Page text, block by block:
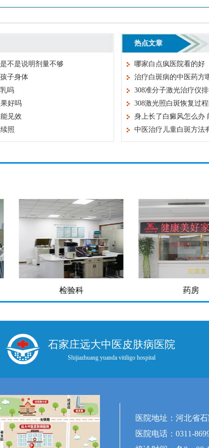
不是说明剂量不够
子身体
吗
好吗
见效
照
热点文章
哪家白点疯医院看的好
治疗白斑病的中医药方
308准分子激光治疗仪
308激光照白斑恢复过
身上长了白癜风怎么办
中医治疗儿童白斑方法
药房 导医台
石家庄远大中医皮肤病医院
Shijiazhuang yuanda vitiligo hospital
医院地址：河北省
医院电话：0311-